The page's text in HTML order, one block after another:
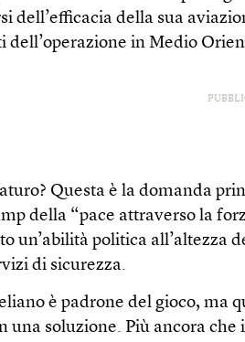
dell’efficacia della sua
dell’operazione in Medio
Questa è la domanda
della “pace attraverso la
un’abilità politica all’altezza
di sicurezza.
è padrone del gioco, ma
una soluzione. Più ancora che